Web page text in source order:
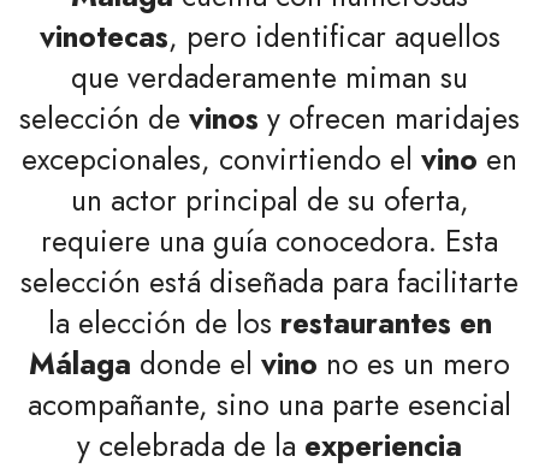
vinotecas, pero identificar aquellos
que verdaderamente miman su
selección de vinos y ofrecen maridajes
excepcionales, convirtiendo el vino en
un actor principal de su oferta,
requiere una guía conocedora. Esta
selección está diseñada para facilitarte
la elección de los restaurantes en
Málaga donde el vino no es un mero
acompañante, sino una parte esencial
y celebrada de la experiencia